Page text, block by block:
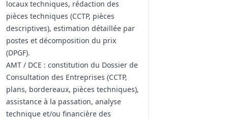
locaux techniques, rédaction des
pièces techniques (CCTP, pièces
descriptives), estimation détaillée par
postes et décomposition du prix
(DPGF).
AMT / DCE : constitution du Dossier de
Consultation des Entreprises (CCTP,
plans, bordereaux, pièces techniques),
assistance à la passation, analyse
technique et/ou financière des